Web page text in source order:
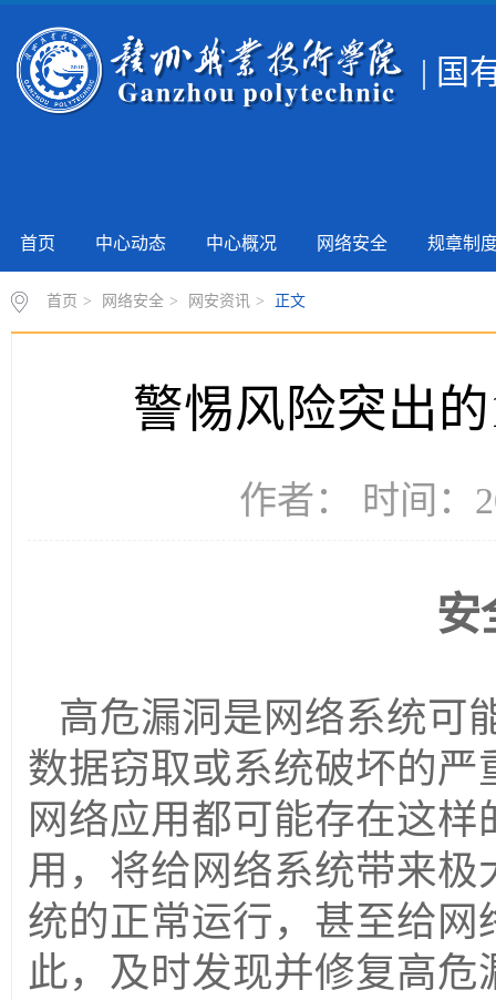
| 国
首页 中心动态 中心概况 网络安全 规章制
首页 > 网络安全 > 网安资讯 > 正文
警惕风险突出
作者： 时间：
安
高危漏洞是网络系统可
数据窃取或系统破坏的
网络应用都可能存在这
用，将给网络系统带来
统的正常运行，甚至给
此，及时发现并修复高